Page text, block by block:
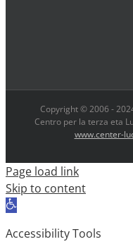
Copyright © 2006 -
Centro per la terza eta
www.center-
Page load link
Skip to content
Open
Accessibility Tools